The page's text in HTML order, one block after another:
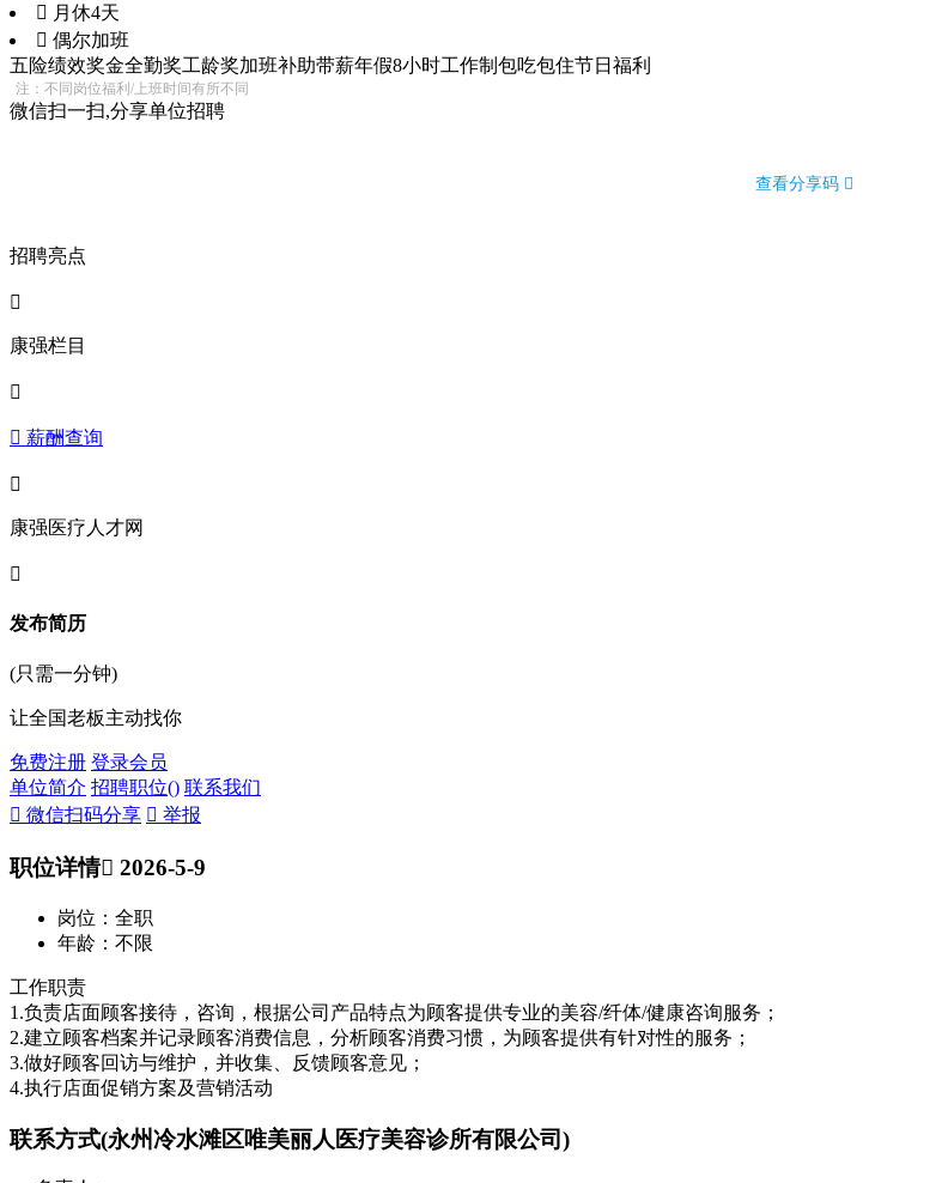
 月休4天
 偶尔加班
五险绩效奖金全勤奖工龄奖加班补助带薪年假8小时工作制 包吃包住节日福利
注：不同岗位福利/上班时间有所不同
微信扫一扫,分享单位招聘
查看分享码 
招聘亮点

康强栏目

 薪酬查询

康强医疗人才网

发布简历
(只需一分钟)
让全国老板主动找你
免费注册 登录会员
单位简介 招聘职位() 联系我们
 微信扫码分享  举报
职位详情 2026-5-9
岗位：全职
年龄：不限
工作职责
1.负责店面顾客接待，咨询，根据公司产品特点为顾客提供专业的美容/纤体/健康咨询服务；
2.建立顾客档案并记录顾客消费信息，分析顾客消费习惯，为顾客提供有针对性的服务；
3.做好顾客回访与维护，并收集、反馈顾客意见；
4.执行店面促销方案及营销活动
联系方式(永州冷水滩区唯美丽人医疗美容诊所有限公司)